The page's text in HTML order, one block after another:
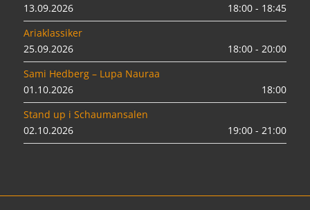
13.09.2026
18:00 - 18:45
Ariaklassiker
25.09.2026
18:00 - 20:00
Sami Hedberg – Lupa Nauraa
01.10.2026
18:00
Stand up i Schaumansalen
02.10.2026
19:00 - 21:00